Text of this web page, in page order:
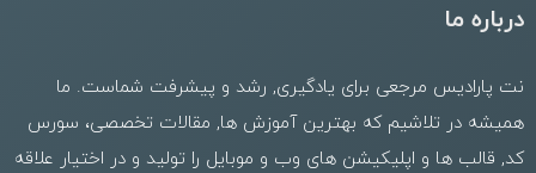
درباره ما
نت پارادیس مرجعی برای یادگیری, رشد و پیشرفت شماست. ما
همیشه در تلاشیم که بهترینآموزش ها, مقالات تخصصی، سورس
کد, قالب ها و اپلیکیشن های وب و موبایل را تولید و در اختیار علاقه